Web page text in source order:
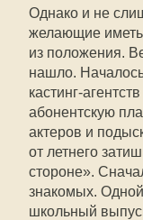
Однако и не
желающие иметь
из положения.
нашло. Началось
кастинг-
абонентскую
актеров и
от летнего
стороне».
знакомых.
школьный